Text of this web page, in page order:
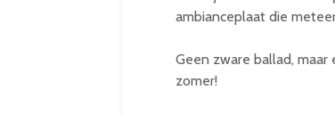
ambianceplaat die
Geen zware ballad,
zomer!